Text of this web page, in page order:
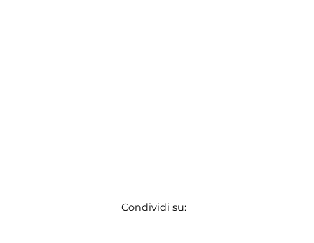
Condividi su: